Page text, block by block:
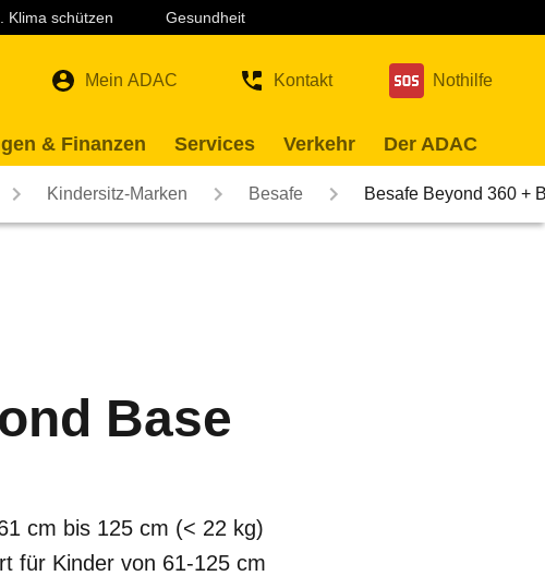
Klima schützen Gesundheit
Mein ADAC Kontakt Nothilfe
& Finanzen Services Verkehr Der ADAC
Kindersitz-Marken Besafe Besafe Beyond 360 +
Base
cm bis 125 cm (< 22 kg)
für Kinder von 61-125 cm